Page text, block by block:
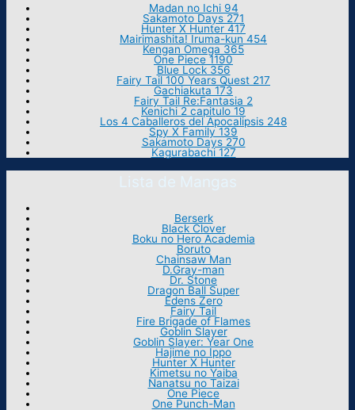
Madan no Ichi 94
Sakamoto Days 271
Hunter X Hunter 417
Mairimashita! Iruma-kun 454
Kengan Omega 365
One Piece 1190
Blue Lock 356
Fairy Tail 100 Years Quest 217
Gachiakuta 173
Fairy Tail Re:Fantasia 2
Kenichi 2 capitulo 19
Los 4 Caballeros del Apocalipsis 248
Spy X Family 139
Sakamoto Days 270
Kagurabachi 127
Lista de Mangas
Berserk
Black Clover
Boku no Hero Academia
Boruto
Chainsaw Man
D.Gray-man
Dr. Stone
Dragon Ball Super
Edens Zero
Fairy Tail
Fire Brigade of Flames
Goblin Slayer
Goblin Slayer: Year One
Hajime no Ippo
Hunter X Hunter
Kimetsu no Yaiba
Nanatsu no Taizai
One Piece
One Punch-Man